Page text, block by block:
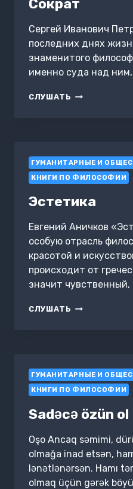
Сократ
Сергей Иванович
последних днях
знаменитого
именно суда над ним,
СЛУШАТЬ СОКРАТ
ГУМАНИТАРНЫЕ И
КНИГИ ПО ФИЛОСОФИИ
Эстетика
Евгений Аничков
особую отрасль
красотой и
происходит от
значит чувственный,
СЛУШАТЬ ЭСТЕТИКА
ГУМАНИТАРНЫЕ И
КНИГИ ПО ФИЛОСОФИИ
Sadəcə özün ol
Oşo Ancaq səmimi,
olmağa inad etsən,
lənətlənərsən. Hamı
olmaq üçün gərək